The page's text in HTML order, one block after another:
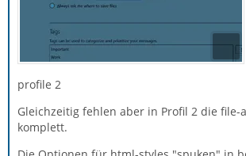
profile 2
Gleichzeitig fehlen aber in Profil 2 die file-
komplett.